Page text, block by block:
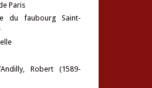
Paris
du faubourg Saint-
Robert (1589-